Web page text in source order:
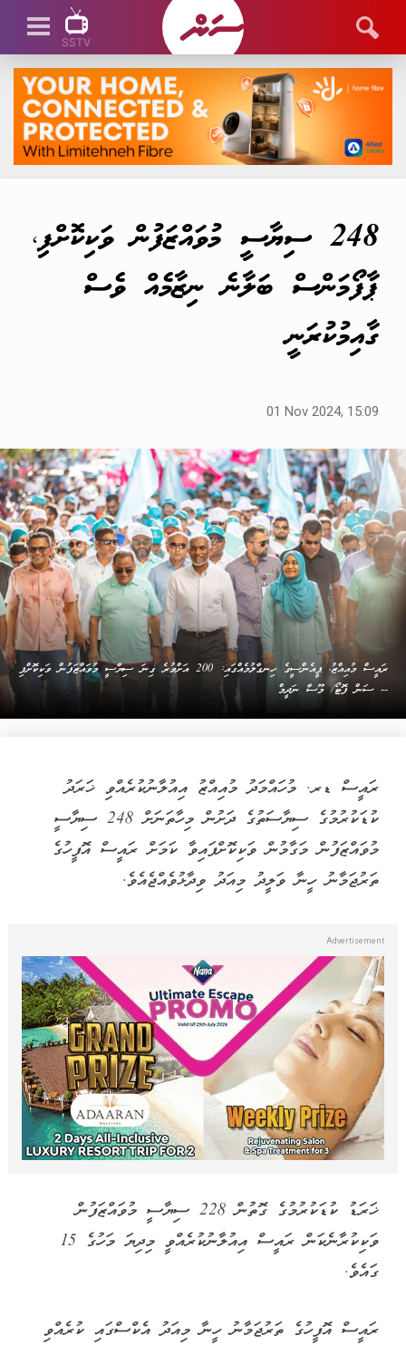
SSTV
SSTV LIVE
248 ސިޔާސީ މުވައްޒަފުން ވަކިކޮށްފި،
ޕާފޯމަންސް ބަލާނެ ނިޒާމެއް ވެސް
ގާއިމުކުރަނީ
01 Nov 2024, 15:09
ރައީސް މުއިއްޒު، ޕީއެންސީގެ ހިނގާލުމެއްގައި: 200 އަށްވުރެ ގިނަ ސިޔާސީ މުވައްޒަފުން ވަކިކޮށްފި
-- ސަން ފޮޓޯ/ މޫސާ ނަދީމް
ރައީސް ޑރ. މުހައްމަދު މުއިއްޒު އިއުލާނުކުރެއްވި ޚަރަދު
ކުޑަކުރުމުގެ ސިޔާސަތުގެ ދަށުން މިހާތަނަށް 248 ސިޔާސީ
މުވައްޒަފުން މަގާމުން ވަކިކޮށްފައިވާ ކަމަށް ރައީސް އޮފީހުގެ
ތަރުޖަމާނު ހީނާ ވަލީދު މިއަދު ވިދާޅުވެއްޖެއެވެ.
ޚަރަޑު ކުޑަކުރުމުގެ ގޮތުން 228 ސިޔާސީ މުވައްޒަފުން
ވަކިކުރާނެކަން ރައީސް އިއުލާނުކުރެއްވީ މިދިޔަ މަހުގެ 15
ގައެވެ.
ރައީސް އޮފީހުގެ ތަރުޖަމާނު ހީނާ މިއަދު އެކްސްގައި ކުރެއްވި